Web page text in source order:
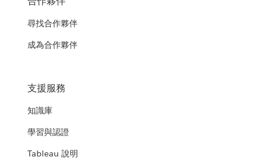
尋找合作夥伴
成為合作夥伴
支援服務
知識庫
學習與認證
Tableau 說明